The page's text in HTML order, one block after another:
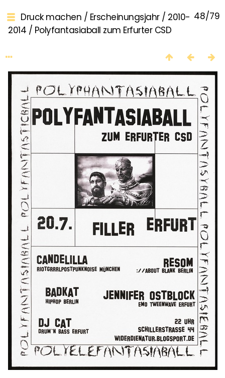
48/79
Druck machen / Erscheinungsjahr/ 2010-
2014 / Polyfantasiaball zum Erfurter CSD